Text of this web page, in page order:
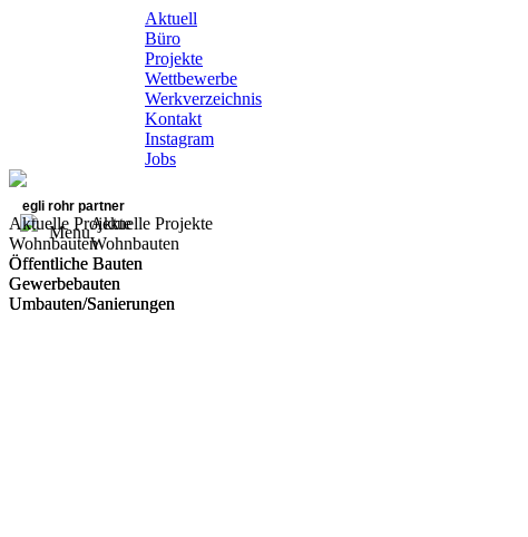
Aktuell
Büro
Projekte
Wettbewerbe
Werkverzeichnis
Kontakt
Instagram
Jobs
egli rohr partner
Menu
Aktuelle Projekte
Wohnbauten
Öffentliche Bauten
Gewerbebauten
Umbauten/Sanierungen
Aktuelle Projekte
Wohnbauten
Öffentliche Bauten
Gewerbebauten
Umbauten/Sanierungen